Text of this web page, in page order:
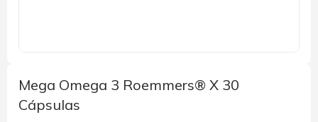
comienzo
de
la
Mega Omega 3 Roemmers® X 30
Cápsulas